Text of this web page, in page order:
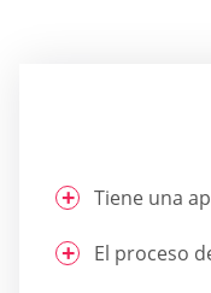
Tiene una
El proceso